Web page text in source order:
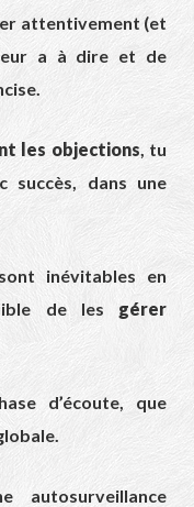
attentivement (et
a à dire et de
les objections, tu
succès, dans une
sont inévitables en
de les gérer
d’écoute, que